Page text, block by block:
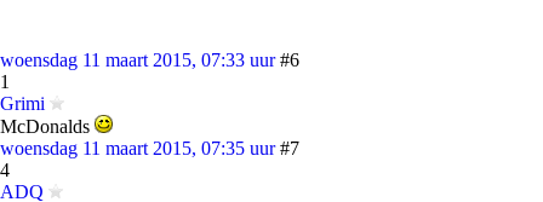
woensdag 11 maart 2015, 07:33 uur #6
1
Grimi
McDonalds
woensdag 11 maart 2015, 07:35 uur #7
4
ADQ